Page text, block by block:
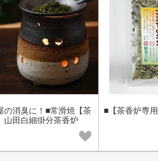
の消臭に！■常滑焼【茶
山田白細掛分茶香炉
■【茶香炉専